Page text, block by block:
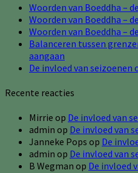
Woorden van Boeddha –
Woorden van Boeddha –
Woorden van Boeddha –
Balanceren tussen
aangaan
De invloed van seizoenen
Recente reacties
Mirrie op De invloed van
admin op De invloed van
Janneke Pops op De
admin op De invloed van
B Wegman op De invloed